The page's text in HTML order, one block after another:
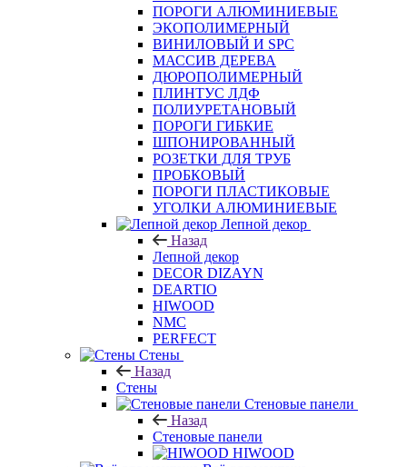
ПОРОГИ АЛЮМИНИЕВЫЕ
ЭКОПОЛИМЕРНЫЙ
ВИНИЛОВЫЙ И SPC
МАССИВ ДЕРЕВА
ДЮРОПОЛИМЕРНЫЙ
ПЛИНТУС ЛДФ
ПОЛИУРЕТАНОВЫЙ
ПОРОГИ ГИБКИЕ
ШПОНИРОВАННЫЙ
РОЗЕТКИ ДЛЯ ТРУБ
ПРОБКОВЫЙ
ПОРОГИ ПЛАСТИКОВЫЕ
УГОЛКИ АЛЮМИНИЕВЫЕ
Лепной декор
Назад
Лепной декор
DECOR DIZAYN
DEARTIO
HIWOOD
NMC
PERFECT
Стены
Назад
Стены
Стеновые панели
Назад
Стеновые панели
HIWOOD